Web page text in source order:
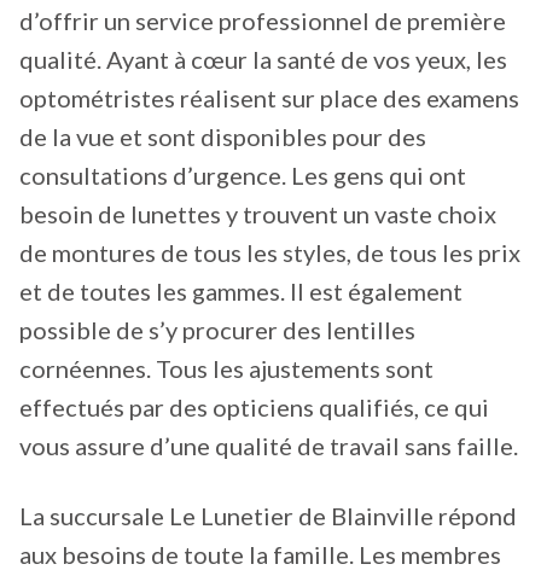
d’offrir un service professionnel de première
qualité. Ayant à cœur la santé de vos yeux, les
optométristes réalisent sur place des examens
de la vue et sont disponibles pour des
consultations d’urgence. Les gens qui ont
besoin de lunettes y trouvent un vaste choix
de montures de tous les styles, de tous les prix
et de toutes les gammes. Il est également
possible de s’y procurer des lentilles
cornéennes. Tous les ajustements sont
effectués par des opticiens qualifiés, ce qui
vous assure d’une qualité de travail sans faille.
La succursale Le Lunetier de Blainville répond
aux besoins de toute la famille. Les membres